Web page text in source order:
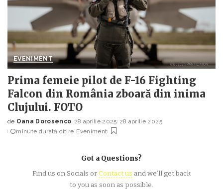
EVENIMENT
Prima femeie pilot de F-16 Fighting
Falcon din România zboară din inima
Clujului. FOTO
Posted
by
de Oana Dorosenco 28 aprilie 2025 28 aprilie 2025
minute durată citire Eveniment
Got a Questions?
Find us on Socials orContact us and we’ll get back
to you as soon as possible.